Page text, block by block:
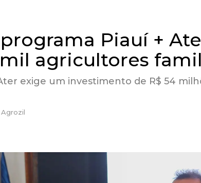
Piauí +
agricultores
exige um investimento de R$ 54
Agrozil